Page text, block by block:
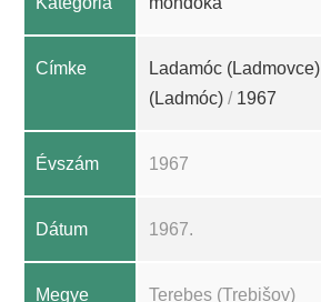
Címke Ladamóc (Ladmovce)
(Ladmóc) / 1967
Évszám 1967
Dátum 1967.
Megye Terebes (Trebišov)